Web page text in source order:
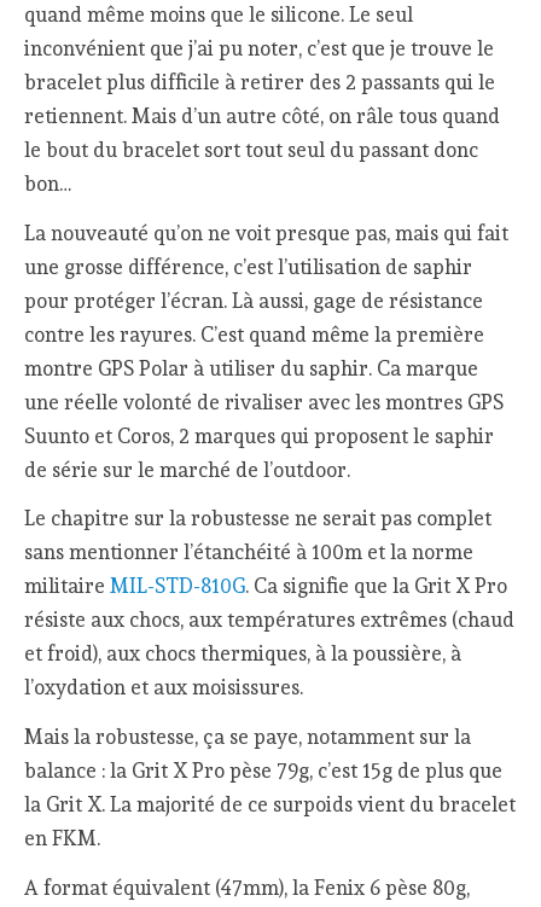
quand même moins que le silicone. Le seul
inconvénient que j’ai pu noter, c’est que je trouve le
bracelet plus difficile à retirer des 2 passants qui le
retiennent. Mais d’un autre côté, on râle tous quand
le bout du bracelet sort tout seul du passant donc
bon…
La nouveauté qu’on ne voit presque pas, mais qui fait
une grosse différence, c’est l’utilisation de saphir
pour protéger l’écran. Là aussi, gage de résistance
contre les rayures. C’est quand même la première
montre GPS Polar à utiliser du saphir. Ca marque
une réelle volonté de rivaliser avec les montres GPS
Suunto et Coros, 2 marques qui proposent le saphir
de série sur le marché de l’outdoor.
Le chapitre sur la robustesse ne serait pas complet
sans mentionner l’étanchéité à 100m et la norme
militaireMIL-STD-810G. Ca signifie que la Grit X Pro
résiste aux chocs, aux températures extrêmes (chaud
et froid), aux chocs thermiques, à la poussière, à
l’oxydation et aux moisissures.
Mais la robustesse, ça se paye, notamment sur la
balance : la Grit X Pro pèse 79g, c’est 15g de plus que
la Grit X. La majorité de ce surpoids vient du bracelet
en FKM.
A format équivalent (47mm), la Fenix 6 pèse 80g,